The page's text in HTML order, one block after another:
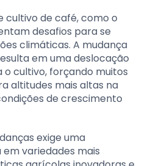
cultivo de café, como o
desafios para se
climáticas. A mudança
em uma deslocação
cultivo, forçando muitos
altitudes mais altas na
de crescimento
exige uma
variedades mais